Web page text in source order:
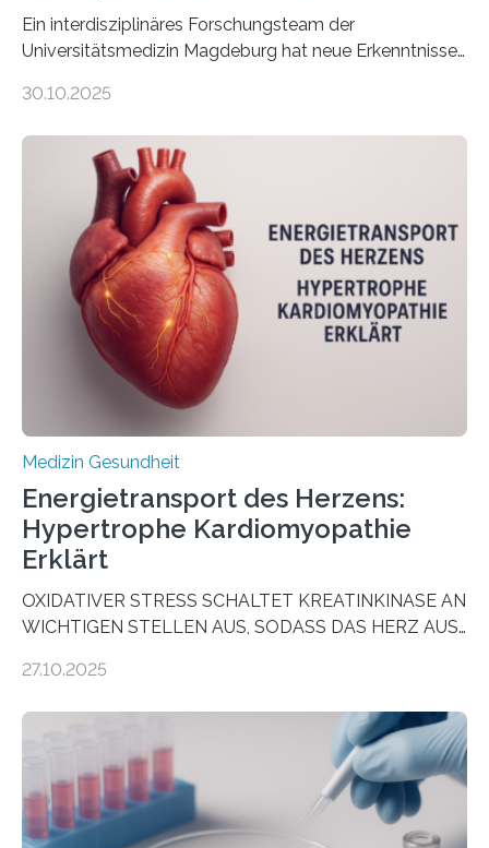
Ein interdisziplinäres Forschungsteam der
Universitätsmedizin Magdeburg hat neue Erkenntnisse
behandelt werden kann. In ihrer aktuellen Studie,
Oncology, zeigen die Forschenden, dass Mini-Tumore
aus Gewebe von Patientinnen und Patienten –
sogenannte Organoide – genutzt werden können, um
vorab zu prüfen, welche Medikamente am besten
wirken. Dabei wurde ein Eiweiß identifiziert, das künftig
als Biomarker für die Wahl der passenden Therapie
dienen könnte. Darmkrebs zählt weltweit zu den
häufigsten Krebsarten und stellt…
30.10.2025
Medizin Gesundheit
Energietransport des Herzens:
Hypertrophe Kardiomyopathie
Erklärt
OXIDATIVER STRESS SCHALTET KREATINKINASE AN
WICHTIGEN STELLEN AUS, SODASS DAS HERZ AUS
aus dem Deutschen Zentrum für Herzinsuffizienz
im Journal Circulation, warum der Energietransport bei
der Hypertrophen Kardiomyopathie (HCM) versagen
kann und wie sich durch eine Verringerung der
Herzbelastung und des oxidativen Stresses
Rhythmusstörungen reduzieren lassen. Würzburg. Die
27.10.2025